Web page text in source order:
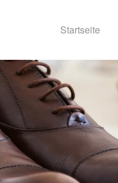
Startseite